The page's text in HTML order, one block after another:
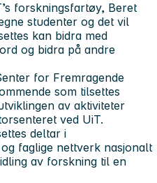
forskningsfartøy, Beret
studenter og det vil
kan bidra med
og bidra på andre
for Fremragende
som tilsettes
av aktiviteter
ved UiT.
deltar i
faglige nettverk nasjonalt
av forskning til en